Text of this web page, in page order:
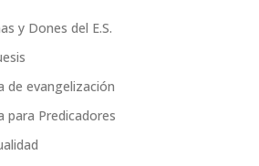
y Dones del E.S.
de evangelización
para Predicadores